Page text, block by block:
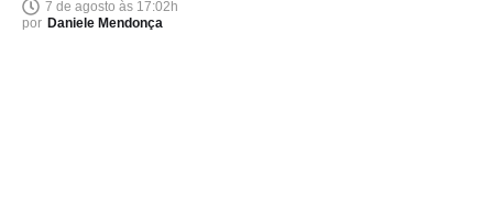
7 de agosto às 17:02h
por Daniele Mendonça